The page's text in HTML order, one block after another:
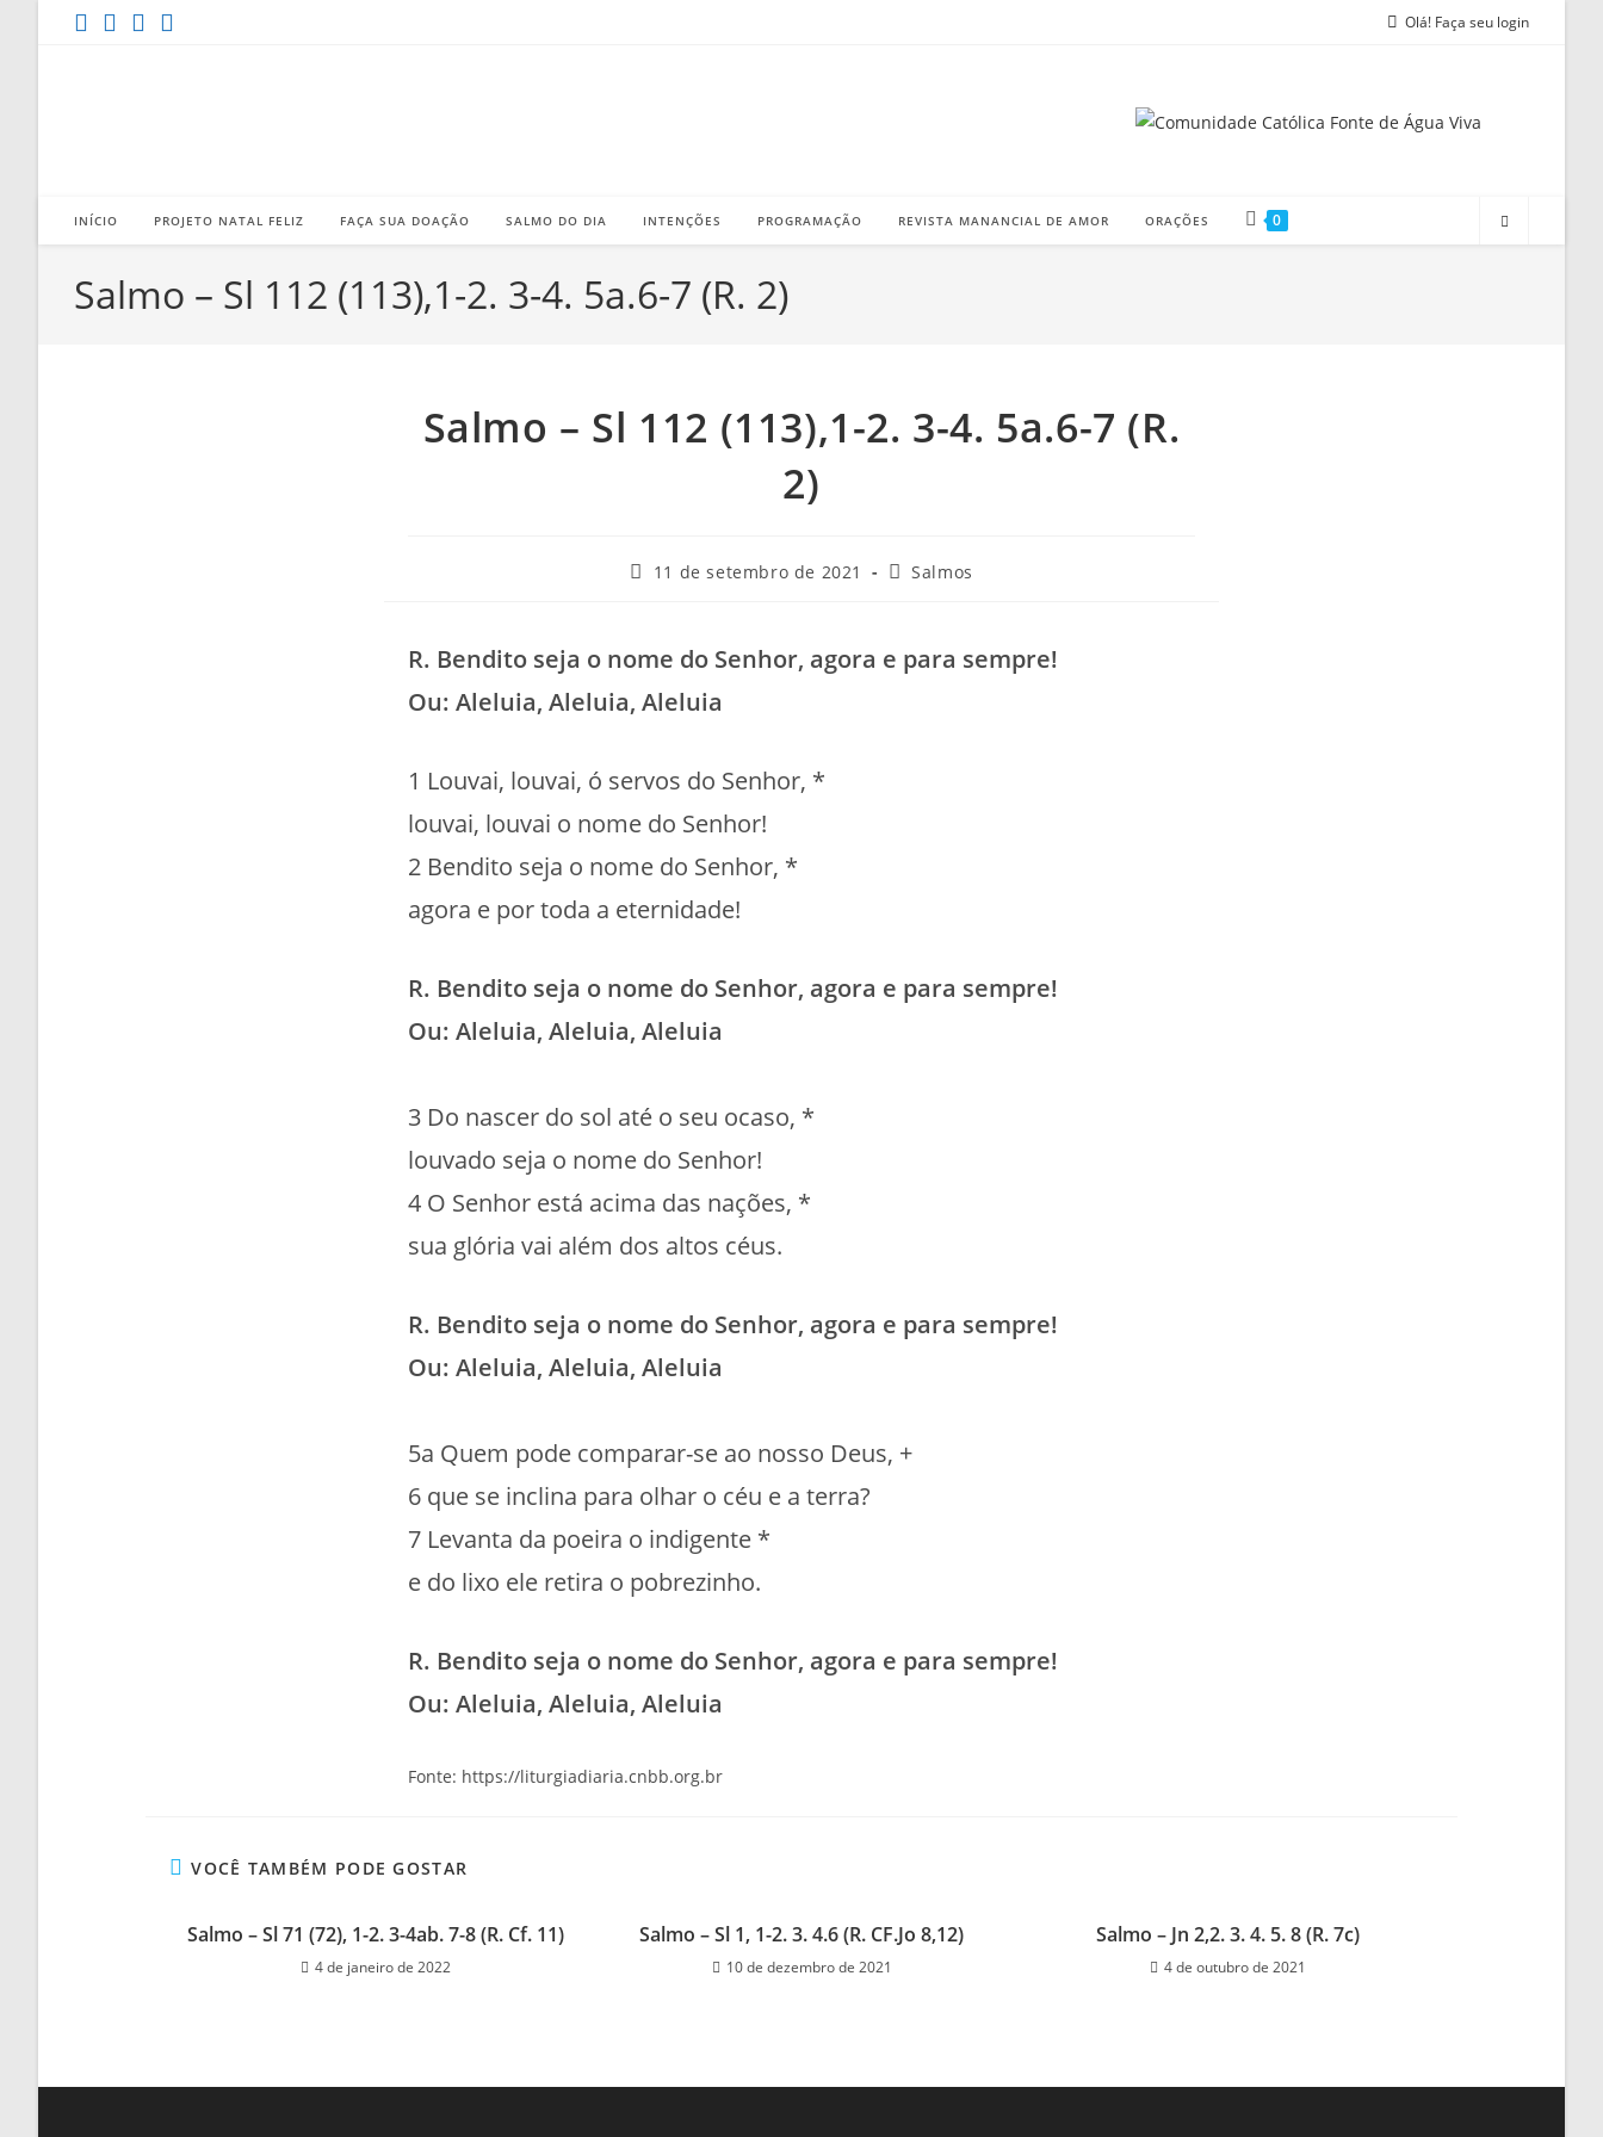
Olá! Faça seu login
INÍCIO PROJETO NATAL FELIZ FAÇA SUA DOAÇÃO SALMO DO DIA INTENÇÕES PROGRAMAÇÃO REVISTA MANANCIAL DE AMOR ORAÇÕES 0
Salmo – Sl 112 (113),1-2. 3-4. 5a.6-7 (R. 2)
Salmo – Sl 112 (113),1-2. 3-4. 5a.6-7 (R.
2)
Post11 de setembro de 2021
Categoria
Salmos
R. Bendito seja o nome do Senhor, agora e para sempre!
Ou: Aleluia, Aleluia, Aleluia
1 Louvai, louvai, ó servos do Senhor, *
louvai, louvai o nome do Senhor!
2 Bendito seja o nome do Senhor, *
agora e por toda a eternidade!
R. Bendito seja o nome do Senhor, agora e para sempre!
Ou: Aleluia, Aleluia, Aleluia
3 Do nascer do sol até o seu ocaso, *
louvado seja o nome do Senhor!
4 O Senhor está acima das nações, *
sua glória vai além dos altos céus.
R. Bendito seja o nome do Senhor, agora e para sempre!
Ou: Aleluia, Aleluia, Aleluia
5a Quem pode comparar-se ao nosso Deus, +
6 que se inclina para olhar o céu e a terra?
7 Levanta da poeira o indigente *
e do lixo ele retira o pobrezinho.
R. Bendito seja o nome do Senhor, agora e para sempre!
Ou: Aleluia, Aleluia, Aleluia
Fonte: https://liturgiadiaria.cnbb.org.br
VOCÊ TAMBÉM PODE GOSTAR
Salmo – Sl 71 (72), 1-2. 3-4ab. 7-8 (R. Cf. 11)
4 de janeiro de 2022
Salmo – Sl 1, 1-2. 3. 4.6 (R. CF.Jo 8,12)
10 de dezembro de 2021
Salmo – Jn 2,2. 3. 4. 5. 8 (R. 7c)
4 de outubro de 2021